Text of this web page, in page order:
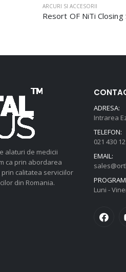
ARCURI SI ACCESORII
Resort OF NiTi Closing
alaturi de medicii
ca prin abordarea
calitatea serviciilor
din Romania.
ADRESA:
Intrarea
TELEFON:
021 430
EMAIL:
Luni -